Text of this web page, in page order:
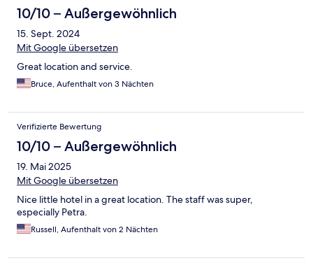
10/10 – Außergewöhnlich
15. Sept. 2024
Mit Google übersetzen
Great location and service.
Bruce, Aufenthalt von 3 Nächten
Verifizierte Bewertung
10/10 – Außergewöhnlich
19. Mai 2025
Mit Google übersetzen
Nice little hotel in a great location. The staff was super,
especially Petra.
Russell, Aufenthalt von 2 Nächten